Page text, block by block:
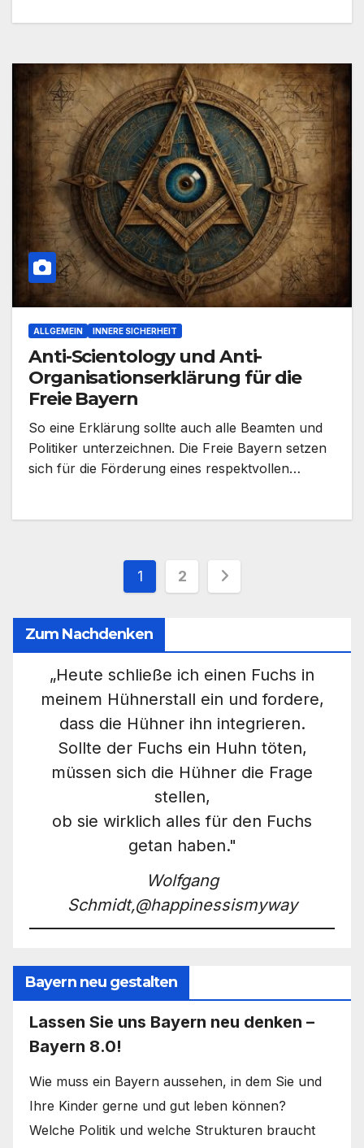
ALLGEMEIN INNERE SICHERHEIT
Anti-Scientology und Anti-
Organisationserklärung für die
Freie Bayern
So eine Erklärung sollte auch alle Beamten und
Politiker unterzeichnen. Die Freie Bayern setzen
sich für die Förderung eines respektvollen…
der
Beiträge
1 2
Zum Nachdenken
„Heute schließe ich einen Fuchs in
meinem Hühnerstall ein und fordere,
dass die Hühner ihn integrieren.
Sollte der Fuchs ein Huhn töten,
müssen sich die Hühner die Frage
stellen,
ob sie wirklich alles für den Fuchs
getan haben."
Wolfgang
Schmidt,@happinessismyway
Bayern neu gestalten
Lassen Sie uns Bayern neu denken –
Bayern 8.0!
Wie muss ein Bayern aussehen, in dem Sie und
Ihre Kinder gerne und gut leben können?
Welche Politik und welche Strukturen braucht